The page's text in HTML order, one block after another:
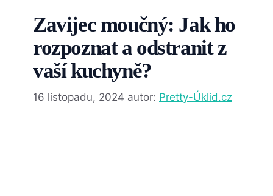
Zavijec moučný: Jak ho
rozpoznat a odstranit z
vaší kuchyně?
16 listopadu, 2024 autor: Pretty-Úklid.cz